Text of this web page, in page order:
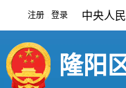
注册 登录 中央人
隆阳